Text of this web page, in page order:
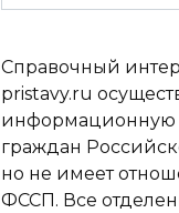
Справочный
pristavy.ru
информационную
граждан
но не имеет
ФССП. Все